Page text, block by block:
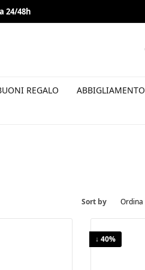
24/48h
REGALO ABBIGLIAMENTO
Sort by
↓ 40%